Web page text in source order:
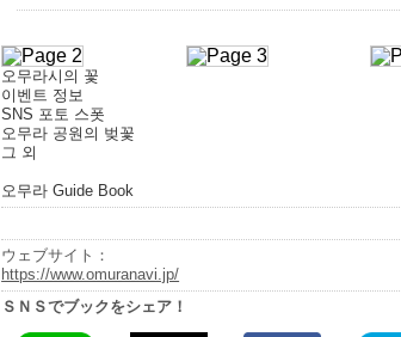
오무라시의 꽃
이벤트 정보
SNS 포토 스폿
오무라 공원의 벚꽃
그 외
오무라 Guide Book
ウェブサイト：
https://www.omuranavi.jp/
ＳＮＳでブックをシェア！